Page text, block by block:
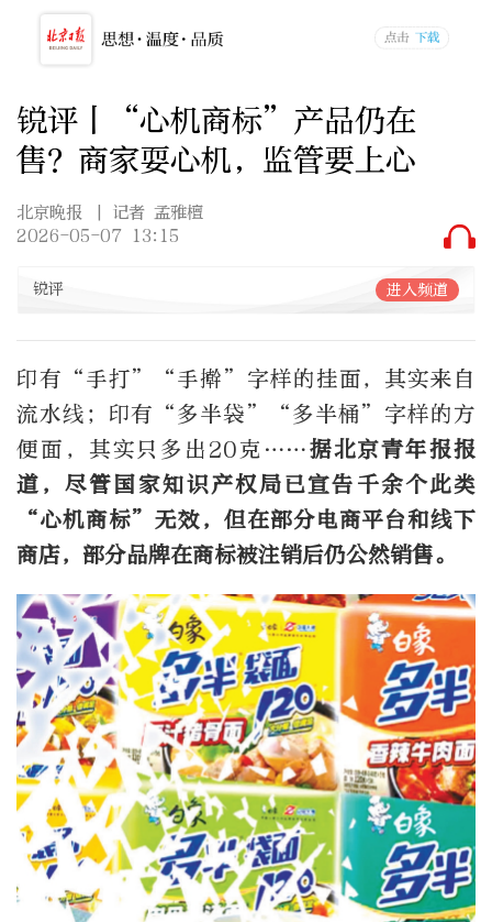
锐评丨“心机商标”产品仍在
售？商家耍心机，监管要上心
北京晚报
| 记者 孟雅檀
2026-05-07 13:15
锐评 进入频道
印有“手打”“手擀”字样的挂面，其实来自
流水线；印有“多半袋”“多半桶”字样的方
便面，其实只多出20克……据北京青年报报
道，尽管国家知识产权局已宣告 千余个此类
“心机商标”无效，但在部分电商平台和线下
商店，部分品牌在商标被注销后仍公然销售。